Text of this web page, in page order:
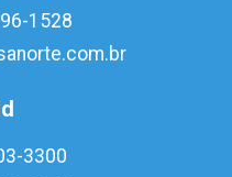
1528
3300